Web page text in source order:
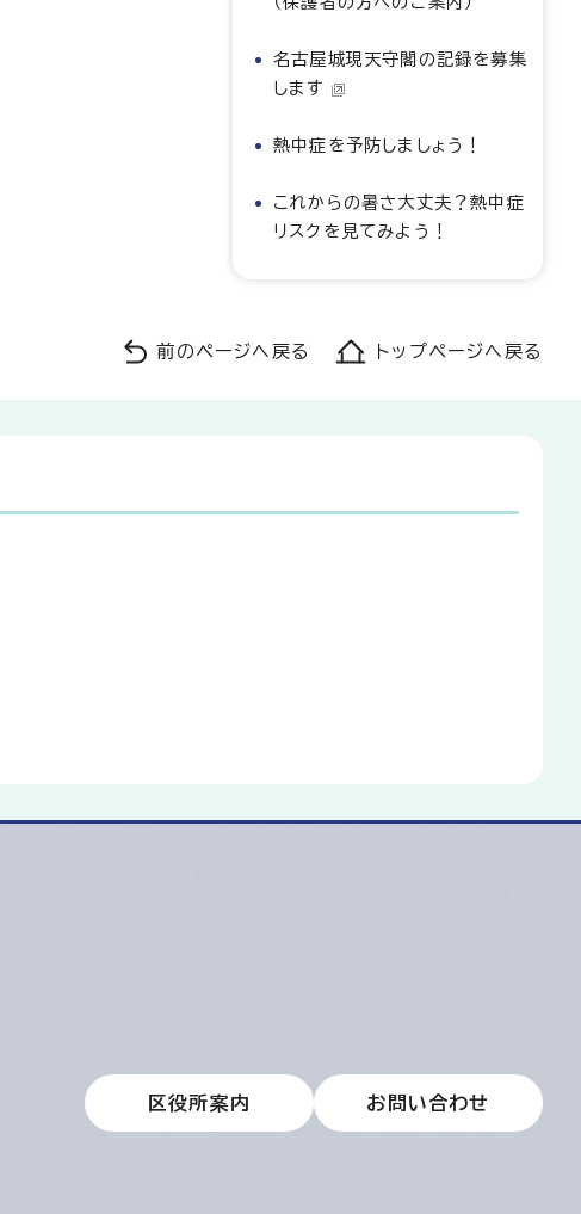
名古屋城現天守閣の記録を募集
します
熱中症を予防しましょう！
これからの暑さ大丈夫？熱中症
リスクを見てみよう！
前のページへ戻る トップページへ戻る
区役所案内 お問い合わせ